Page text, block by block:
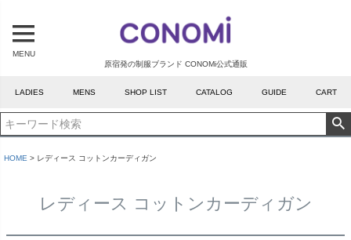
原宿発の制服ブランド CONOMi公式通販
MENU
LADIES MENS SHOP LIST CATALOG GUIDE CART
HOME レディース コットンカーディガン
レディース コットンカーディガン